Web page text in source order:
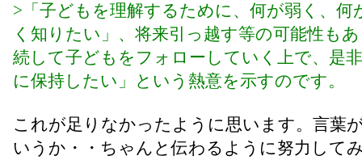
>「子どもを理解するために、何が弱く、何
く知りたい」、将来引っ越す等の可能性も
続して子どもをフォローしていく上で、是
に保持したい」という熱意を示すのです。
これが足りなかったように思います。言葉
いうか・・ちゃんと伝わるように努力して